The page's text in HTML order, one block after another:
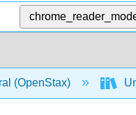
(OpenStax)